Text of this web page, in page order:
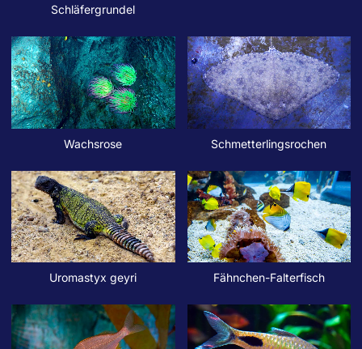
Schläfergrundel
Wachsrose Schmetterlingsrochen
Uromastyx geyri Fähnchen-Falterfisch